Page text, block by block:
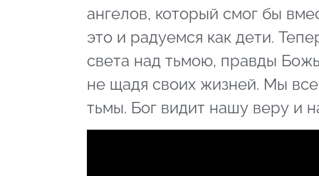
ангелов, который смог бы
это и радуемся как дети.
света над тьмою, правды
не щадя своих жизней. Мы
тьмы. Бог видит нашу веру и